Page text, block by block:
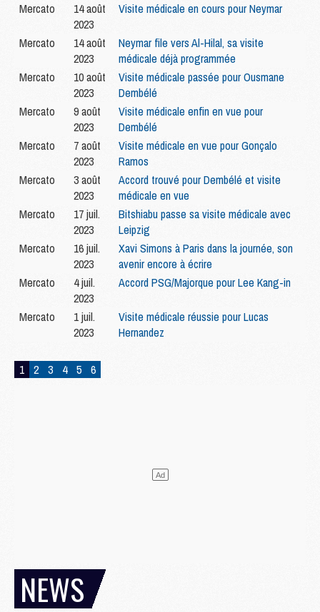
Mercato
14 août
2023
Visite médicale en cours pour Neymar
Mercato
14 août
2023
Neymar file vers Al-Hilal, sa visite
médicale déjà programmée
Mercato
10 août
2023
Visite médicale passée pour Ousmane
Dembélé
Mercato
9 août
2023
Visite médicale enfin en vue pour
Dembélé
Mercato
7 août
2023
Visite médicale en vue pour Gonçalo
Ramos
Mercato
3 août
2023
Accord trouvé pour Dembélé et visite
médicale en vue
Mercato
17 juil.
2023
Bitshiabu passe sa visite médicale avec
Leipzig
Mercato
16 juil.
2023
Xavi Simons à Paris dans la journée, son
avenir encore à écrire
Mercato
4 juil.
2023
Accord PSG/Majorque pour Lee Kang-in
Mercato
1 juil.
2023
Visite médicale réussie pour Lucas
Hernandez
1 2 3 4 5 6
NEWS